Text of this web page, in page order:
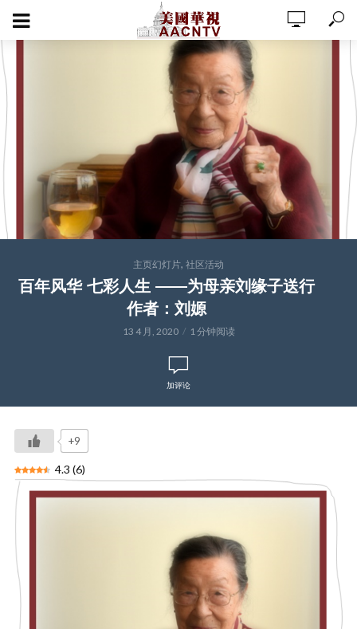
主页幻灯片, 社区活动
百年风华 七彩人生 ——为母亲刘缘子送行
作者：刘嫄
13 4 月, 2020 1 分钟阅读
加评论
+9
4.3 (6)